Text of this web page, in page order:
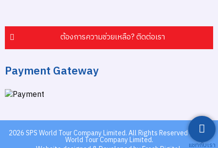
ต้องการความช่วยเหลือ? ติดต่อเรา
Payment Gateway
2026SPS World Tour Company Limited.All Rights Reserved by SPS
World Tour Company Limited.
แชทกับเรา